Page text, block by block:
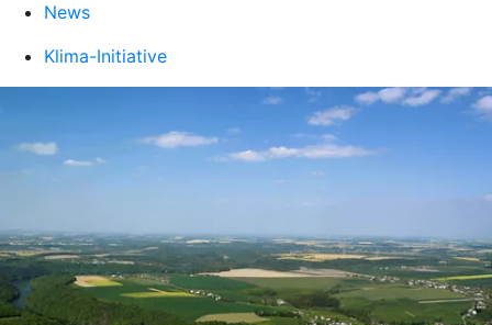
News
Klima-Initiative